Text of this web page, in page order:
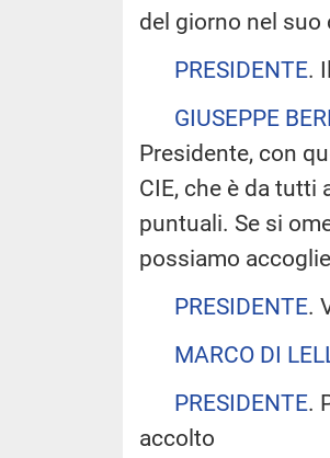
del giorno nel
PRESIDENTE.
GIUSEPPE
Presidente, con
CIE, che è da tutti
puntuali. Se si
possiamo
PRESIDENTE.
MARCO DI
PRESIDENTE.
accolto